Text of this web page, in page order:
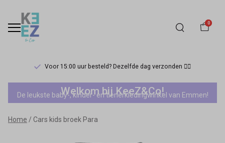
0
Voor 15:00 uur besteld? Dezelfde dag verzonden 🏃‍♀️
Cars
kids
broek
Welkom bij KeeZ&Co!
De leukste baby-, kinder- en tienerkledingwinkel van Emmen!
Home Cars kids broek Para